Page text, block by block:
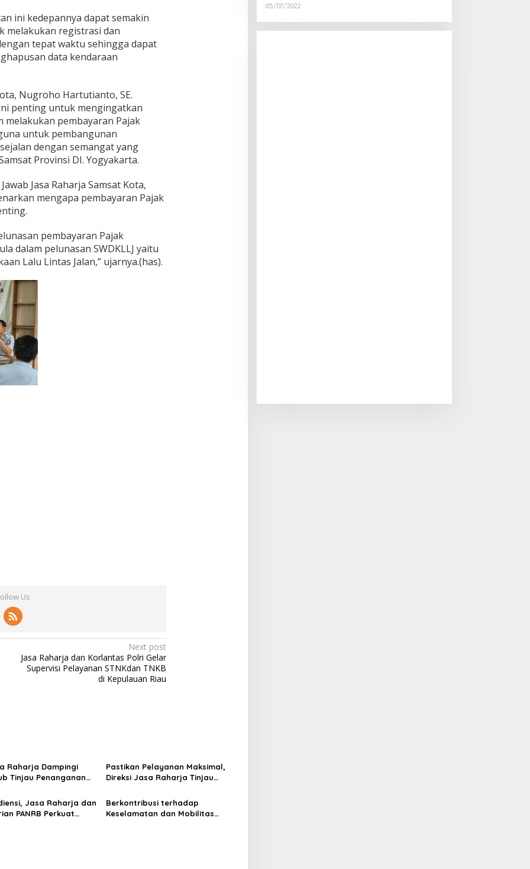
ini kedepannya dapat semakin
melakukan registrasi dan
tepat waktu sehingga dapat
data kendaraan
Nugroho Hartutianto, SE.
penting untuk mengingatkan
melakukan pembayaran Pajak
untuk pembangunan
dengan semangat yang
Provinsi DI. Yogyakarta.
Jasa Raharja Samsat Kota,
mengapa pembayaran Pajak
pembayaran Pajak
dalam pelunasan SWDKLLJ yaitu
Lalu Lintas Jalan,” ujarnya.(has).
Us
Next post
Jasa Raharja dan Korlantas Polri Gelar
Supervisi Pelayanan STNKdan TNKB
di Kepulauan Riau
Raharja Dampingi
Tinjau Penanganan
Pastikan Pelayanan Maksimal,
Direksi Jasa Raharja Tinjau
Sentosa II
Jasa Raharja dan
PANRB Perkuat
Berkontribusi terhadap
Keselamatan dan Mobilitas
05/07/2022